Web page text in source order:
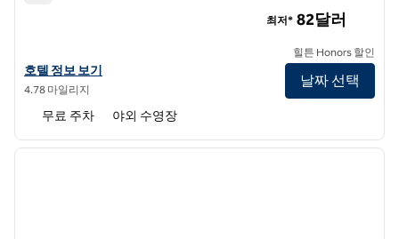
힐튼 가든 인 애틀랜타 노스포인트의 호텔 정보 보기
호텔 정보 보기
4.78 마일리지
최저* 82달러
힐튼 Honors 할인
날짜 선택
무료 주차 야외 수영장
1/12
다음